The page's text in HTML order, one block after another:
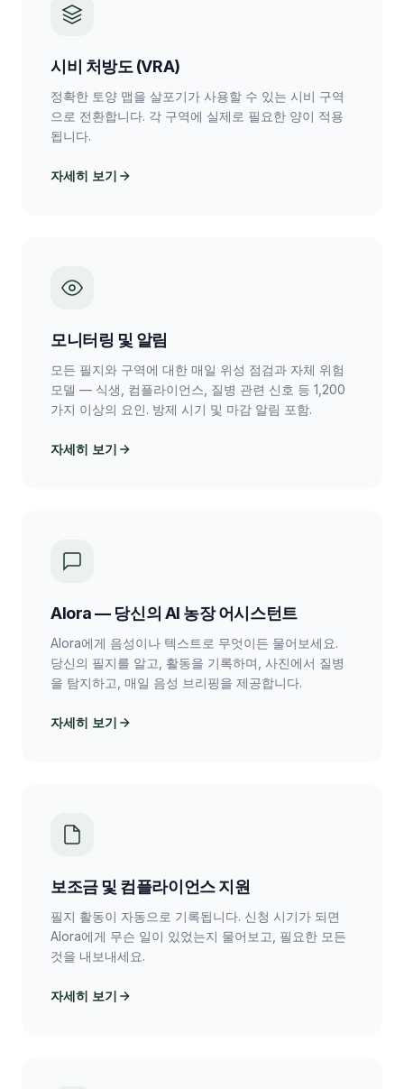
시비 처방도 (VRA)
정확한 토양 맵을 살포기가 사용할 수 있는 시비 구역
으로 전환합니다. 각 구역에 실제로 필요한 양이 적용
됩니다.
자세히 보기
모니터링 및 알림
모든 필지와 구역에 대한 매일 위성 점검과 자체 위험
모델 — 식생, 컴플라이언스, 질병 관련 신호 등 1,200
가지 이상의 요인. 방제 시기 및 마감 알림 포함.
자세히 보기
Alora — 당신의 AI 농장 어시스턴트
Alora에게 음성이나 텍스트로 무엇이든 물어보세요.
당신의 필지를 알고, 활동을 기록하며, 사진에서 질병
을 탐지하고, 매일 음성 브리핑을 제공합니다.
자세히 보기
보조금 및 컴플라이언스 지원
필지 활동이 자동으로 기록됩니다. 신청 시기가 되면
Alora에게 무슨 일이 있었는지 물어보고, 필요한 모든
것을 내보내세요.
자세히 보기